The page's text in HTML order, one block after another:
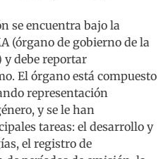
se encuentra bajo la
(órgano de gobierno de la
y debe reportar
El órgano está compuesto
representación
y se le han
tareas: el desarrollo y
el registro de